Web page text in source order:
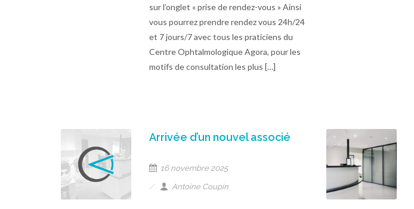
sur l’onglet « prise de rendez-vous » Ainsi
vous pourrez prendre rendez vous 24h/24
et 7 jours/7 avec tous les praticiens du
Centre Ophtalmologique Agora, pour les
motifs de consultation les plus […]
Arrivée d’un nouvel associé
16 novembre 2025
Antoine Coupin